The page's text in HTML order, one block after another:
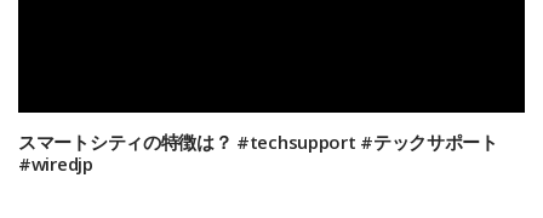
スマートシティの特徴は？ #techsupport #テックサポート
#wiredjp